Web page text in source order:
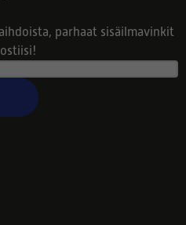
parhaat sisäilmavinkit